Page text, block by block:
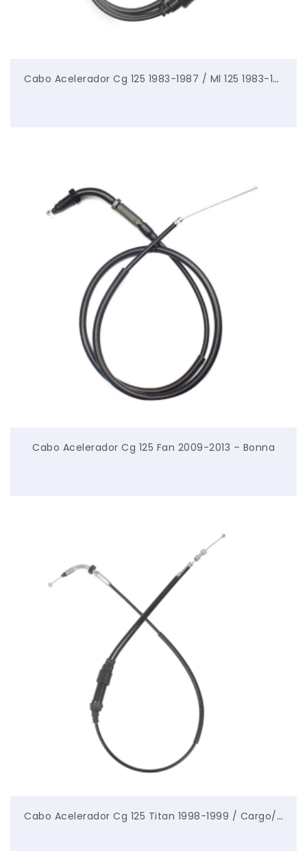
Cabo Acelerador Cg 125 1983-1987 / Ml 125 1983-1984 – Bonna
Cabo Acelerador Cg 125 Fan 2009-2013 – Bonna
Cabo Acelerador Cg 125 Titan 1998-1999 / Cargo/ Today 1991-1993 – Bonna